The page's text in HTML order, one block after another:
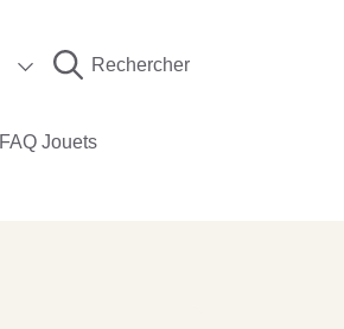
Rechercher
FAQ Jouets